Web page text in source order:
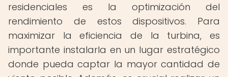
residenciales es la optimización del
rendimiento de estos dispositivos. Para
maximizar la eficiencia de la turbina, es
importante instalarla en un lugar estratégico
donde pueda captar la mayor cantidad de